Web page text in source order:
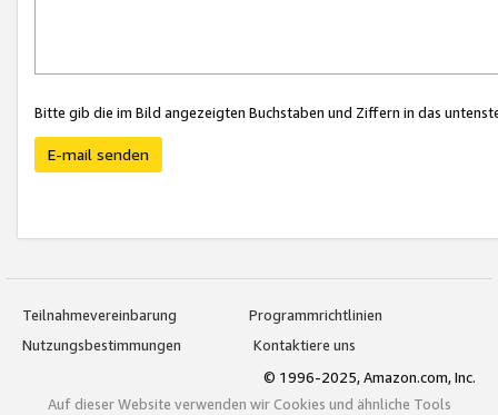
Bitte gib die im Bild angezeigten Buchstaben und Ziffern in das
E-mail senden
Teilnahmevereinbarung
Programmrichtlinien
Nutzungsbestimmungen
Kontaktiere uns
© 1996-2025, Amazon.com, Inc.
Auf dieser Website verwenden wir Cookies und ähnliche Tools